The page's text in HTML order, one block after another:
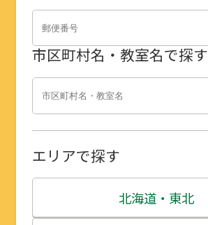
市区町村名・教室名で探す
エリアで探す
北海道・東北